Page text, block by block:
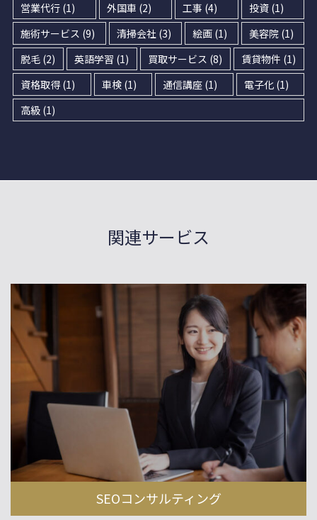
営業代行 (1) 外国車 (2) 工事 (4) 投資(1)
施術サービス (9) 清掃会社 (3) 絵画 (1) 美容院(1)
脱毛 (2) 英語学習 (1) 買取サービス (8) 賃貸物件 (1)
資格取得 (1) 車検(1) 通信講座 (1) 電子化(1)
高級 (1)
関連サービス
SEOコンサルティング